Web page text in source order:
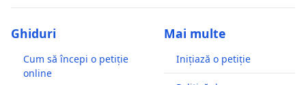
Ghiduri
Cum să începi o petiție
online
Mai multe
Inițiază o petiție